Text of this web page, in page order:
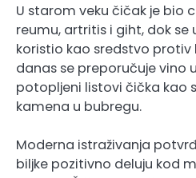
U starom veku čičak je bio
reumu, artritis i giht, dok se
koristio kao sredstvo protiv
danas se preporučuje vino
potopljeni listovi čička kao
kamena u bubregu.
Moderna istraživanja
biljke pozitivno deluju kod